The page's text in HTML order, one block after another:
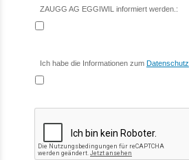
ZAUGG AG EGGIWIL informiert werden.:
Ich habe die Informationen zum Datenschutz